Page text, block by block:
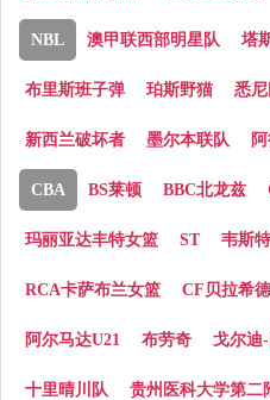
NBL 澳甲联西部明星队 塔
布里斯班子弹 珀斯野猫 悉
新西兰破坏者 墨尔本联队
CBA BS莱顿 BBC北龙兹
玛丽亚达丰特女篮 ST 韦斯
RCA卡萨布兰女篮 CF贝拉希
阿尔马达U21 布劳奇 戈尔迪
十里晴川队 贵州医科大学第二